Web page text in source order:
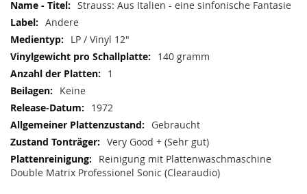
Strauss: Aus Italien - eine sinfonische Fantasie
Andere
LP / Vinyl 12"
140 gramm
1
Keine
1972
Gebraucht
Very Good + (Sehr gut)
Reinigung mit Plattenwaschmaschine
Double Matrix Professionel Sonic (Clearaudio)